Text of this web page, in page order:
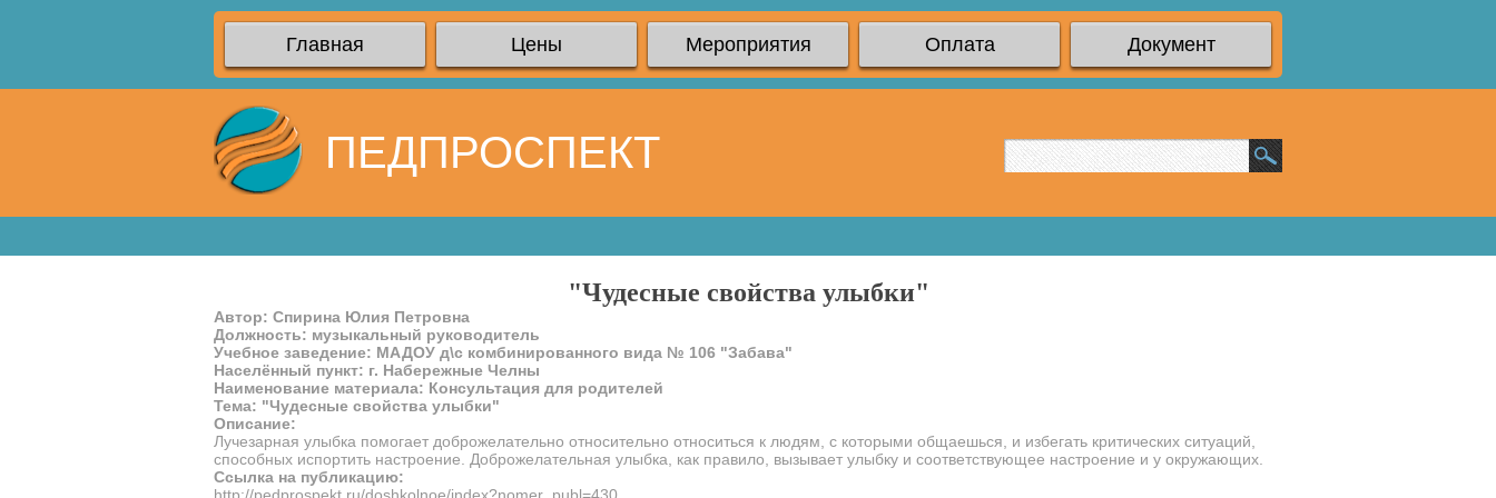
Главная Цены Мероприятия Оплата Документ
ПЕДПРОСПЕКТ
"Чудесные свойства улыбки"
Автор: Спирина Юлия Петровна
Должность: музыкальный руководитель
Учебное заведение: МАДОУ д\с комбинированного вида № 106 "Забава"
Населённый пункт: г. Набережные Челны
Наименование материала: Консультация для родителей
Тема: "Чудесные свойства улыбки"
Описание:
Лучезарная улыбка помогает доброжелательно относительно относиться к людям, с которыми общаешься, и избегать критических ситуаций,
способных испортить настроение. Доброжелательная улыбка, как правило, вызывает улыбку и соответствующее настроение и у окружающих.
Ссылка на публикацию: